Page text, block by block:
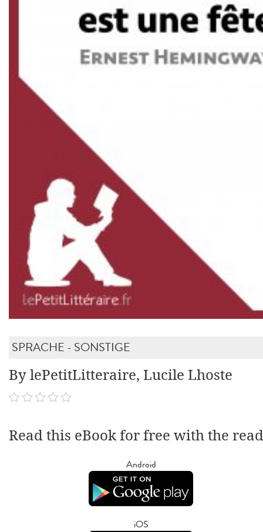
SPRACHE - SONSTIGE
By lePetitLitteraire, Lucile Lhoste
Read this eBook for free with the
Android
iOS